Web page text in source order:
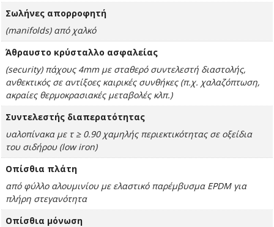
Σωλήνες απορροφητή
(manifolds) από χαλκό
Άθραυστο κρύσταλλο ασφαλείας
(security) πάχους 4mm με σταθερό συντελεστή διαστολής,
ανθεκτικός σε αντίξοες καιρικές συνθήκες (π.χ. χαλαζόπτωση,
ακραίες θερμοκρασιακές μεταβολές κλπ.)
Συντελεστής διαπερατότητας
υαλοπίνακα με τ ≥ 0.90 χαμηλής περιεκτικότητας σε οξείδια
του σιδήρου (low iron)
Οπίσθια πλάτη
από φύλλο αλουμινίου με ελαστικό παρέμβυσμα EPDM για
πλήρη στεγανότητα
Οπίσθια μόνωση